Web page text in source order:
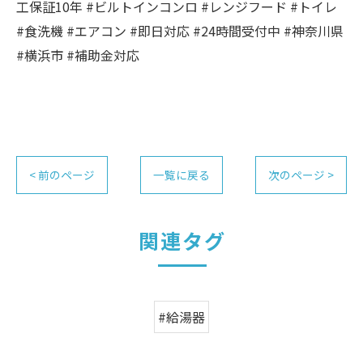
工保証10年 #ビルトインコンロ #レンジフード #トイレ
#食洗機 #エアコン #即日対応 #24時間受付中 #神奈川県
#横浜市 #補助金対応
< 前のページ 一覧に戻る 次のページ >
関連タグ
#給湯器